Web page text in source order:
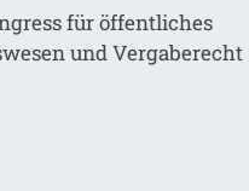
für öffentliches
und Vergaberecht